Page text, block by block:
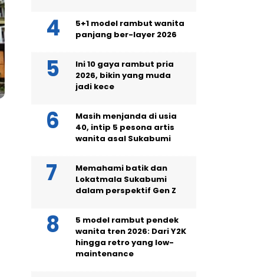
5+1 model rambut wanita
panjang ber-layer 2026
Ini 10 gaya rambut pria
2026, bikin yang muda
jadi kece
Masih menjanda di usia
40, intip 5 pesona artis
wanita asal Sukabumi
Memahami batik dan
Lokatmala Sukabumi
dalam perspektif Gen Z
5 model rambut pendek
wanita tren 2026: Dari Y2K
hingga retro yang low-
maintenance